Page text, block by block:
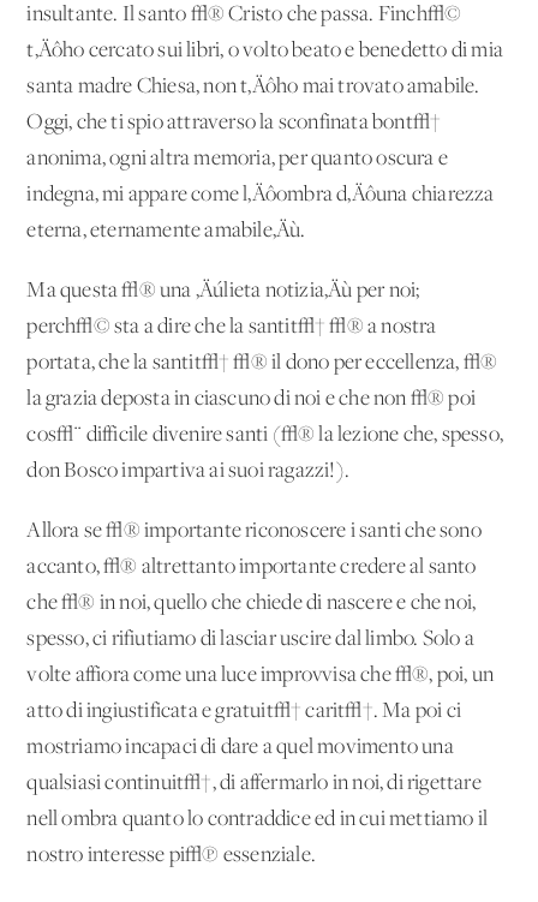
insultante. Il santo √® Cristo che passa. Finch√©
t‚Äôho cercato sui libri, o volto beato e benedetto di mia
santa madre Chiesa, non t‚Äôho mai trovato amabile.
Oggi, che ti spio attraverso la sconfinata bont√†
anonima, ogni altra memoria, per quanto oscura e
indegna, mi appare come l‚Äôombra d‚Äôuna chiarezza
eterna, eternamente amabile‚Äù.
Ma questa √® una ‚Äúlieta notizia‚Äù per noi;
perch√© sta a dire che la santit√† √® a nostra
portata, che la santit√† √® il dono per eccellenza, √®
la grazia deposta in ciascuno di noi e che non √® poi
cos√¨ difficile divenire santi (√® la lezione che, spesso,
don Bosco impartiva ai suoi ragazzi!).
Allora se √® importante riconoscere i santi che sono
accanto, √® altrettanto importante credere al santo
che √® in noi, quello che chiede di nascere e che noi,
spesso, ci rifiutiamo di lasciar uscire dal limbo. Solo a
volte affiora come una luce improvvisa che √®, poi, un
atto di ingiustificata e gratuit√† carit√†. Ma poi ci
mostriamo incapaci di dare a quel movimento una
qualsiasi continuit√†, di affermarlo in noi, di rigettare
nell'ombra quanto lo contraddice ed in cui mettiamo il
nostro interesse pi√π essenziale.